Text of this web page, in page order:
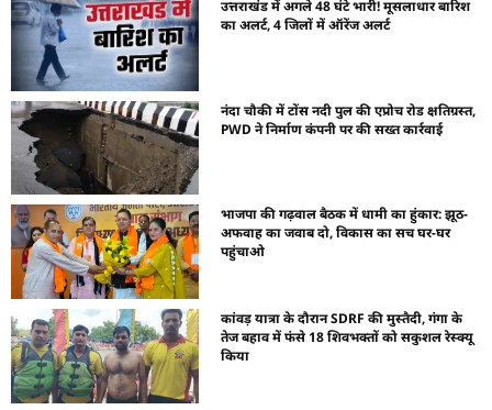
उत्तराखंड में अगले 48 घंटे भारी! मूसलाधार बारिश
का अलर्ट, 4 जिलों में ऑरेंज अलर्ट
नंदा चौकी में टोंस नदी पुल की एप्रोच रोड क्षतिग्रस्त,
PWD ने निर्माण कंपनी पर की सख्त कार्रवाई
भाजपा की गढ़वाल बैठक में धामी का हुंकार: झूठ-
अफवाह का जवाब दो, विकास का सच घर-घर
पहुंचाओ
कांवड़ यात्रा के दौरान SDRF की मुस्तैदी, गंगा के
तेज बहाव में फंसे 18 शिवभक्तों को सकुशल रेस्क्यू
किया